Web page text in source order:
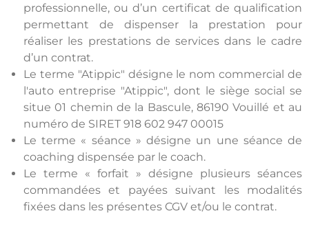
professionnelle, ou d’un certificat de qualification
permettant de dispenser la prestation pour
réaliser les prestations de services dans le cadre
d’un contrat.
Le terme "Atippic" désigne le nom commercial de
l'auto entreprise "Atippic", dont le siège social se
situe 01 chemin de la Bascule, 86190 Vouillé et au
numéro de SIRET 918 602 947 00015
Le terme « séance » désigne un une séance de
coaching dispensée par le coach.
Le terme « forfait » désigne plusieurs séances
commandées et payées suivant les modalités
fixées dans les présentes CGV et/ou le contrat.